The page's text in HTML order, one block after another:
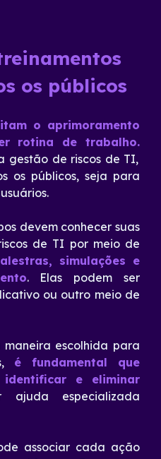
os públicos
o aprimoramento
rotina de trabalho.
gestão de riscos de TI,
os públicos, seja para
devem conhecer suas
de TI por meio de
simulações e
. Elas podem ser
ou outro meio de
escolhida para
é fundamental que
e eliminar
especializada
associar cada ação